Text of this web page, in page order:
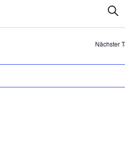
Nächster